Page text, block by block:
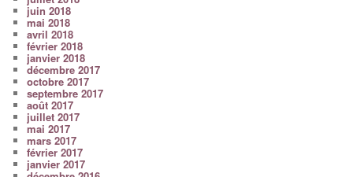
juin 2018
mai 2018
avril 2018
février 2018
janvier 2018
décembre 2017
octobre 2017
septembre 2017
août 2017
juillet 2017
mai 2017
mars 2017
février 2017
janvier 2017